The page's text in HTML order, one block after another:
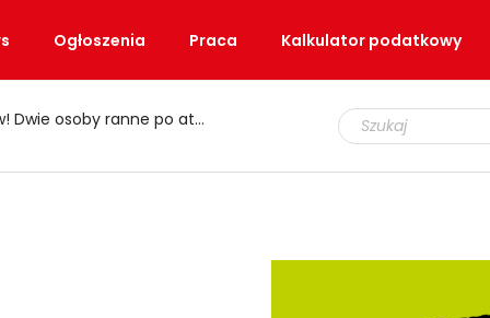
Ogłoszenia Praca Kalkulator podatkowy
ranne po ataku nożem